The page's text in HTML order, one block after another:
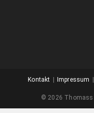
Kontakt Impressum
© 2026 Thomass